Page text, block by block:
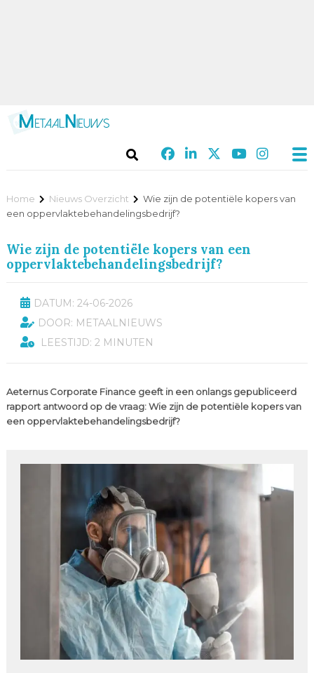
Home Nieuws Overzicht
Wie zijn de potentiële kopers van
een oppervlaktebehandelingsbedrijf?
Wie zijn de potentiële kopers van een
oppervlaktebehandelingsbedrijf?
DATUM: 24-06-2026
DOOR: METAALNIEUWS
LEESTIJD: 2 MINUTEN
Aeternus Corporate Finance geeft in een onlangs gepubliceerd
rapport antwoord op de vraag: Wie zijn de potentiële kopers van
een oppervlaktebehandelingsbedrijf?